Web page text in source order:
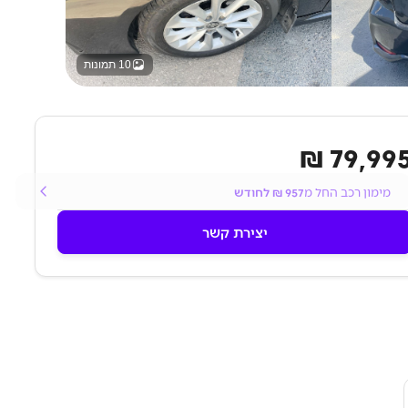
10 תמונות
79,995
מימון רכב החל מ957₪ לחודש
יצירת קשר